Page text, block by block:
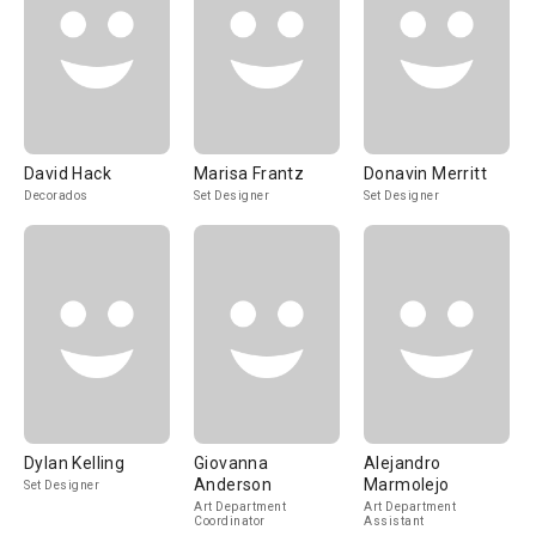
David Hack
Decorados
Marisa Frantz
Set Designer
Donavin Merritt
Set Designer
Dylan Kelling
Set Designer
Giovanna
Anderson
Art Department
Coordinator
Alejandro
Marmolejo
Art Department
Assistant